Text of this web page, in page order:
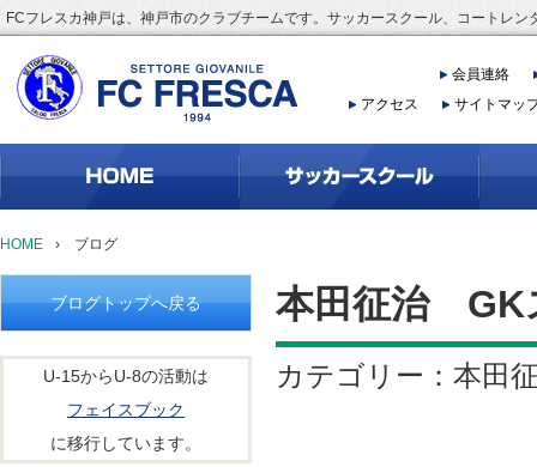
FCフレスカ神戸は、神戸市のクラブチームです。サッカースクール、コートレン
会員連絡
アクセス
サイトマッ
HOME › ブログ
本田征治 GK
カテゴリー：本田
ブログトップへ戻る
U-15からU-8の活動は
フェイスブック
に移行しています。